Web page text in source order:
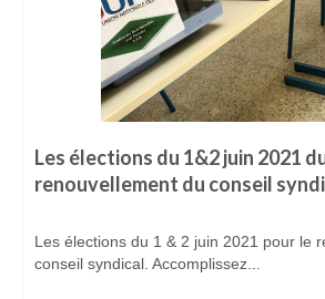
ADHÉREZ
Devenir adhérent
Espace adhérent
ACTUALITÉS
CONTACTEZ-NOUS
Les élections du 1&2 juin 2021
renouvellement du conseil
Les élections du 1 & 2 juin 2021 pour le
conseil syndical. Accomplissez...